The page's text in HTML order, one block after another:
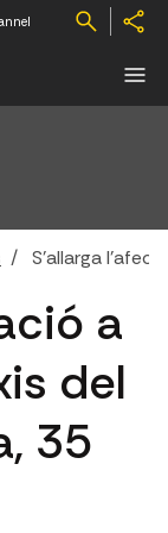
S’allarga
a
del
35